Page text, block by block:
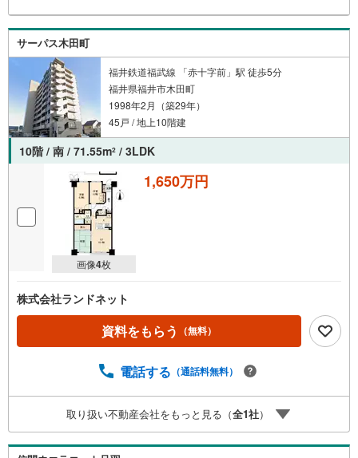
サーパス木田町
福井鉄道福武線 「赤十字前」駅 徒歩5分
福井県福井市木田町
1998年2月（築29年）
45戸 / 地上10階建
10階 / 南 / 71.55m2 / 3LDK
画像4枚
1,650万円
株式会社ランドネット
資料をもらう （無料）
電話する （通話料無料）
取り扱い不動産会社をもっと見る（全1社）